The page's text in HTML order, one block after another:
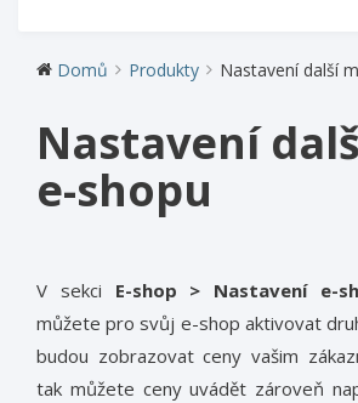
Domů Produkty Nastavení další
Nastavení
e-shopu
V sekci E-shop > Nastavení e-
můžete pro svůj e-shop aktivovat
budou zobrazovat ceny vašim
tak můžete ceny uvádět zároveň